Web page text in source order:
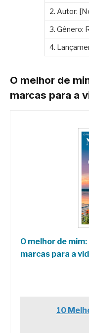
2. Autor:
3. Gênero:
4.
O melhor de
marcas para a
O melhor de
marcas para a
10